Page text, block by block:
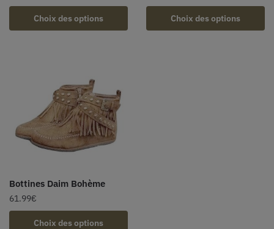
Choix des options Choix des options
Bottines Daim Bohème
61.99€
Choix des options